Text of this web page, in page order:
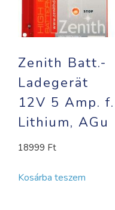
Zenith Batt.-
Ladegerät
12V 5 Amp. f.
Lithium, AGu
18999 Ft
Kosárba teszem